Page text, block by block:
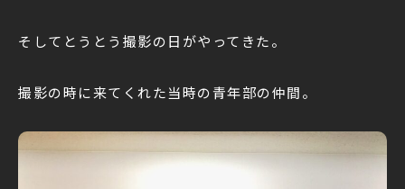
そしてとうとう撮影の日がやってきた。
撮影の時に来てくれた当時の青年部の仲間。